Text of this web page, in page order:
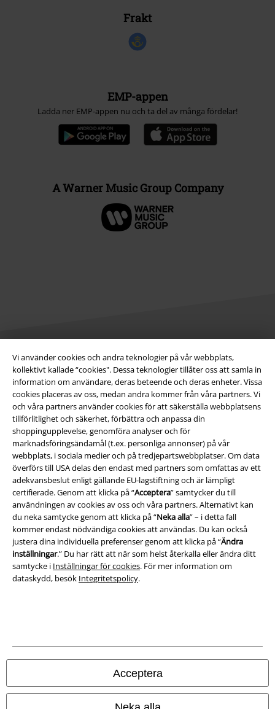
Vi använder cookies och andra teknologier på vår webbplats,
kollektivt kallade “cookies". Dessa teknologier tillåter oss att samla in
information om användare, deras beteende och deras enheter. Vissa
cookies placeras av oss, medan andra kommer från våra partners. Vi
och våra partners använder cookies för att säkerställa webbplatsens
tillförlitlighet och säkerhet, förbättra och anpassa din
shoppingupplevelse, genomföra analyser och för
marknadsföringsändamål (t.ex. personliga annonser) på vår
webbplats, i sociala medier och på tredjepartswebbplatser. Om data
överförs till USA delas den endast med partners som omfattas av ett
adekvansbeslut enligt gällande EU-lagstiftning och är lämpligt
certifierade. Genom att klicka på “Acceptera” samtycker du till
användningen av cookies av oss och våra partners. Alternativt kan
du neka samtycke genom att klicka på “Neka alla” – i detta fall
kommer endast nödvändiga cookies att användas. Du kan också
justera dina individuella preferenser genom att klicka på “Ändra
inställningar.” Du har rätt att när som helst återkalla eller ändra ditt
samtycke i Inställningar för cookies. För mer information om
dataskydd, besök Integritetspolicy.
Acceptera
Frakt
EMP-appen
Ladda ner EMP-appen nu och ta del av många fördelar!
A Warner Music Group Company
Juridisk information/Villkor
Villkor
Om oss
Ladda ner villkoren
Avfallshantering och miljöskydd
Försäkran om överensstämmelse
Information om tillgänglighet
Inställningar för cookies
Bekräfta ångrat köp
Våra onlinebutiker